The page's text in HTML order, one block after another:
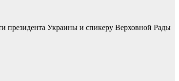
президента Украины и спикеру Верховной Рады